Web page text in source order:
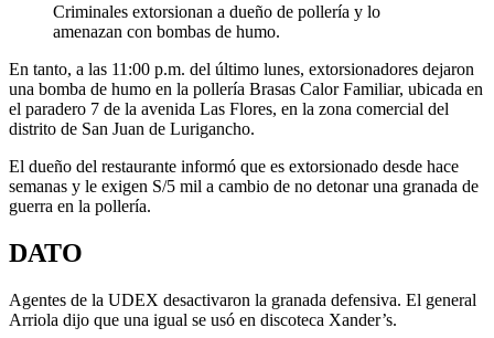
Criminales extorsionan a dueño de pollería y lo
amenazan con bombas de humo.
En tanto, a las 11:00 p.m. del último lunes, extorsionadores dejaron
una bomba de humo en la pollería Brasas Calor Familiar, ubicada en
el paradero 7 de la avenida Las Flores, en la zona comercial del
distrito de San Juan de Lurigancho.
El dueño del restaurante informó que es extorsionado desde hace
semanas y le exigen S/5 mil a cambio de no detonar una granada de
guerra en la pollería.
DATO
Agentes de la UDEX desactivaron la granada defensiva. El general
Arriola dijo que una igual se usó en discoteca Xander’s.